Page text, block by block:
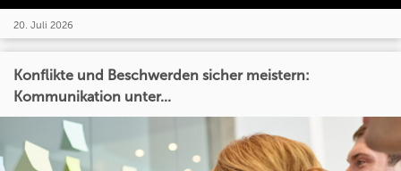
20. Juli 2026
Konflikte und Beschwerden sicher meistern:
Kommunikation unter...